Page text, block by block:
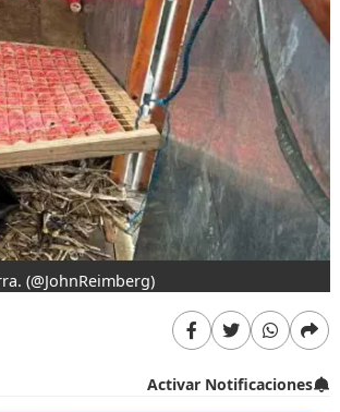
(@JohnReimberg)
Activar Notificaciones